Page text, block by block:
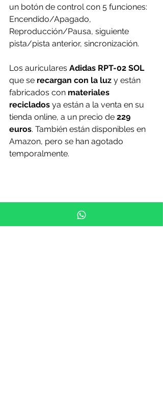
un botón de control con 5 funciones:
Encendido/Apagado,
Reproducción/Pausa, siguiente
pista/pista anterior, sincronización.
Los auriculares Adidas RPT-02 SOL
que se recargan con la luz y están
fabricados con materiales
reciclados ya están a la venta en su
tienda online, a un precio de 229
euros. También están disponibles en
Amazon, pero se han agotado
temporalmente.